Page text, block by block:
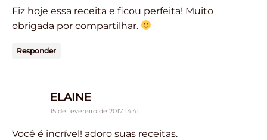
Fiz hoje essa receita e ficou perfeita! Muito
obrigada por compartilhar.
Responder
ELAINEsays:
15 de fevereiro de 2017 14:41
Você é incrível! adoro suas receitas.